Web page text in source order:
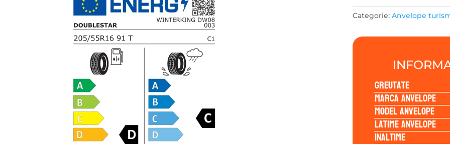
91T
Categorie: Anvelope
Greutate
Marca anvelope
Model anvelope
Latime anvelope
Inaltime